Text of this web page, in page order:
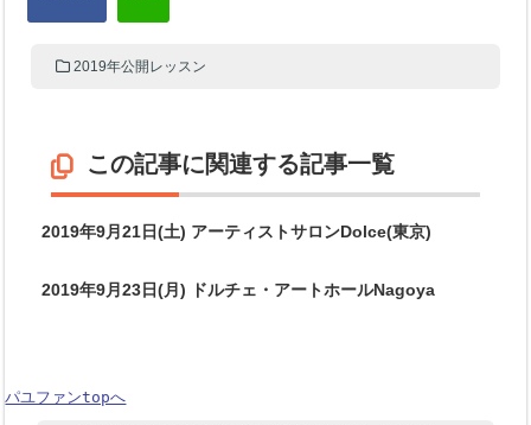
2019年公開レッスン
この記事に関連する記事一覧
2019年9月21日(土) アーティストサロンDolce(東京)
2019年9月23日(月) ドルチェ・アートホールNagoya
パユファンtopへ